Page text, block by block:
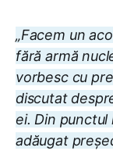
„Facem un
fără armă
vorbesc cu
discutat
ei. Din punctul
adăugat